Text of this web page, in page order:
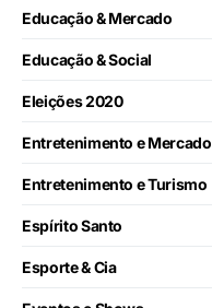
Educação & Mercado
Educação & Social
Eleições 2020
Entretenimento e Mercado
Entretenimento e Turismo
Espírito Santo
Esporte & Cia